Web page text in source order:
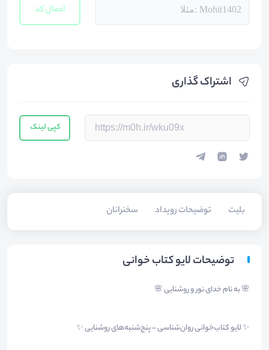
اشتراک گذاری
کپی لینک
بلیت‌ توضیحات رویداد سخنرانان
اعمال کد
توضیحات لایو کتاب خوانی
🌸 به نام خدای نور و روشنایی 🌸
✨ لایو کتاب‌خوانی روان‌شناسی – پنج‌شنبه‌های روشنایی ✨